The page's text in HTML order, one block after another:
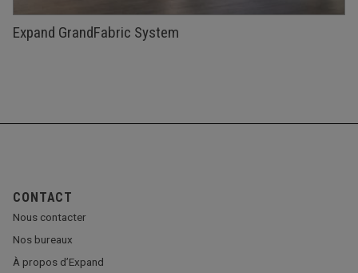
Expand GrandFabric System
CONTACT
Nous contacter
Nos bureaux
À propos d’Expand